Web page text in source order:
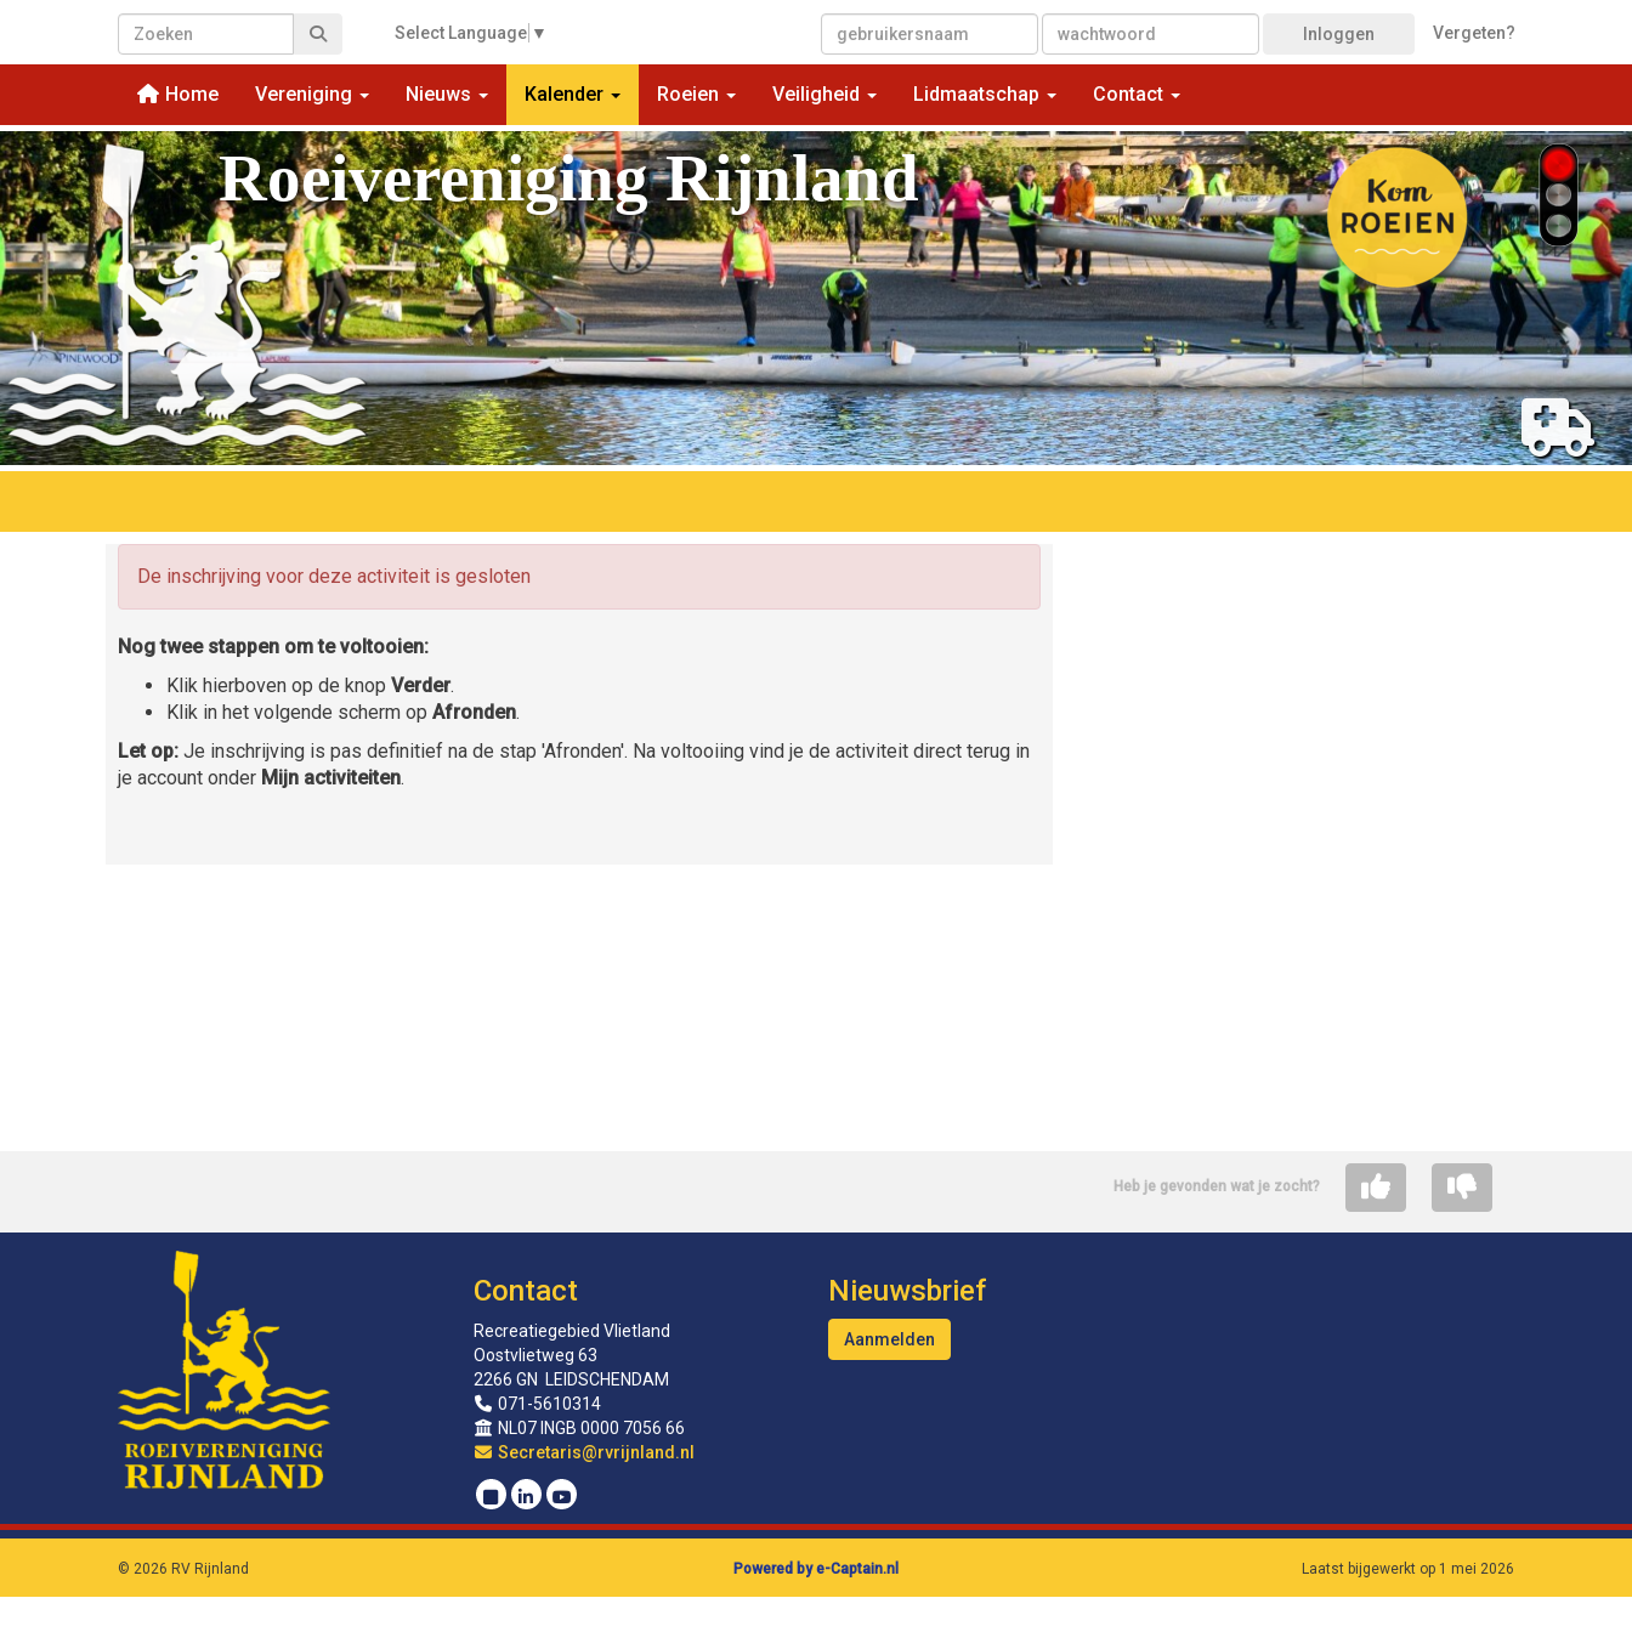
Select Language ▼ Inloggen Vergeten?
Home Vereniging Nieuws Kalender Roeien Veiligheid Lidmaatschap Contact
Roeivereniging Rijnland
De inschrijving voor deze activiteit is gesloten
Nog twee stappen om te voltooien:
Klik hierboven op de knop Verder.
Klik in het volgende scherm op Afronden.
Let op: Je inschrijving is pas definitief na de stap 'Afronden'. Na voltooiing vind je de activiteit direct terug in
je account onder Mijn activiteiten.
Heb je gevonden wat je zocht?
Contact
Recreatiegebied Vlietland
Oostvlietweg 63
2266 GN LEIDSCHENDAM
071-5610314
NL07 INGB 0000 7056 66
siraterceS@rvrijnland.nl
Nieuwsbrief
Aanmelden
© 2026 RV Rijnland Powered by e-Captain.nl Laatst bijgewerkt op 1 mei 2026